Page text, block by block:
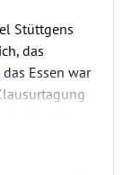
Stüttgens
das
Essen war